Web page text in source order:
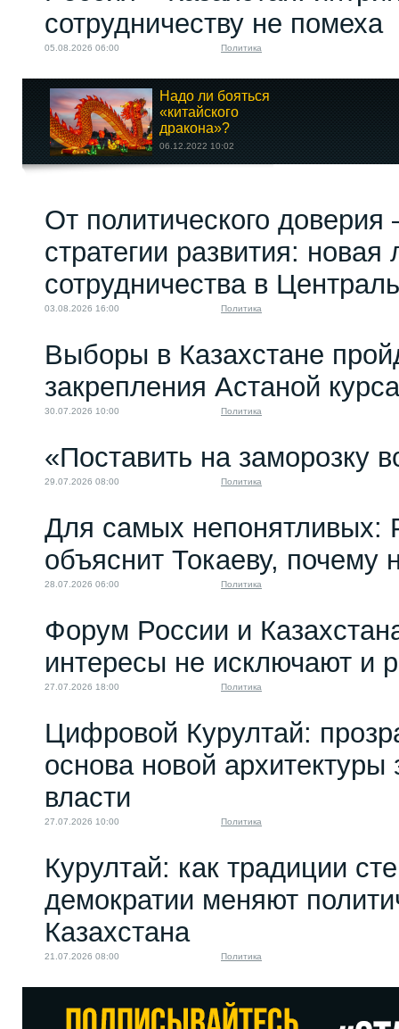
сотрудничеству не помеха
05.08.2026 06:00 Политика
Надо ли бояться
«китайского
дракона»?
06.12.2022 10:02
Британия бились за
Среднюю...
26.02.2026 16:00
От политического
стратегии развития: новая
сотрудничества в
03.08.2026 16:00 Политика
Выборы в Казахстане
закрепления Астаной
30.07.2026 10:00 Политика
«Поставить на заморозку
29.07.2026 08:00 Политика
Для самых непонятливых:
объяснит Токаеву,
28.07.2026 06:00 Политика
Форум России и
интересы не исключают и
27.07.2026 18:00 Политика
Цифровой Курултай:
основа новой архитектуры
власти
27.07.2026 10:00 Политика
Курултай: как традиции
демократии меняют
Казахстана
21.07.2026 08:00 Политика